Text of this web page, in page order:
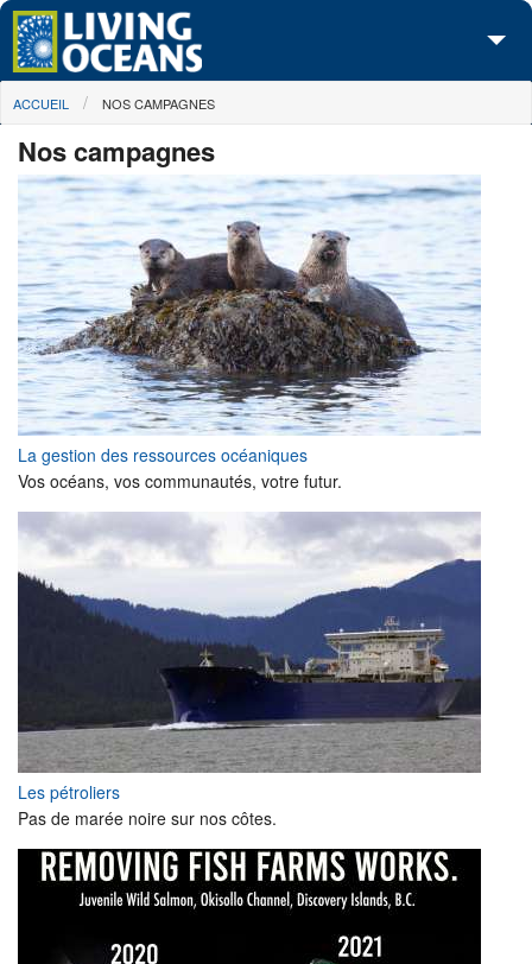
Skip to main content
À propos de nous
Nos campagnes
Centre des Médias
Les Cartes
Passez à l'action
You are here
ACCUEIL NOS CAMPAGNES
Nos campagnes
La gestion des ressources océaniques
Vos océans, vos communautés, votre futur.
Les pétroliers
Pas de marée noire sur nos côtes.